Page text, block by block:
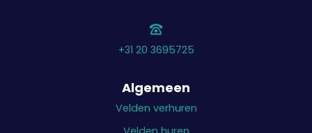
+31 20 3695725
Algemeen
Velden verhuren